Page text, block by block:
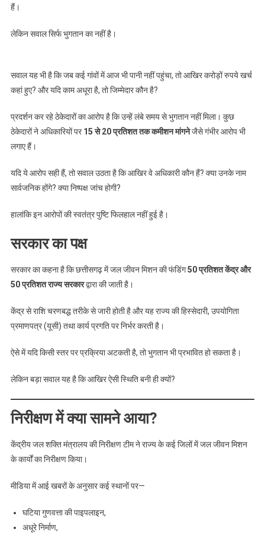
आ
जल
जीवन
सवाल
हैं।
लेकिन सवाल सिर्फ भुगतान का नहीं है।
सवाल यह भी है कि जब कई गांवों में आज भी पानी नहीं पहुंचा, तो आखिर करोड़ों रुपये खर्च
कहां हुए? और यदि काम अधूरा है, तो जिम्मेदार कौन है?
प्रदर्शन कर रहे ठेकेदारों का आरोप है कि उन्हें लंबे समय से भुगतान नहीं मिला। कुछ
ठेकेदारों ने अधिकारियों पर15 से 20 प्रतिशत तक कमीशन मांगनेजैसे गंभीर आरोप भी
लगाए हैं।
यदि ये आरोप सही हैं, तो सवाल उठता है कि आखिर वे अधिकारी कौन हैं? क्या उनके नाम
सार्वजनिक होंगे? क्या निष्पक्ष जांच होगी?
हालांकि इन आरोपों की स्वतंत्र पुष्टि फिलहाल नहीं हुई है।
सरकार का पक्ष
सरकार का कहना है कि छत्तीसगढ़ में जल जीवन मिशन की फंडिंग50 प्रतिशत केंद्र और
50 प्रतिशत राज्य सरकारद्वारा की जाती है।
केंद्र से राशि चरणबद्ध तरीके से जारी होती है और यह राज्य की हिस्सेदारी, उपयोगिता
प्रमाणपत्र (यूसी) तथा कार्य प्रगति पर निर्भर करती है।
ऐसे में यदि किसी स्तर पर प्रक्रिया अटकती है, तो भुगतान भी प्रभावित हो सकता है।
लेकिन बड़ा सवाल यह है कि आखिर ऐसी स्थिति बनी ही क्यों?
निरीक्षण में क्या सामने आया?
केंद्रीय जल शक्ति मंत्रालय की निरीक्षण टीम ने राज्य के कई जिलों में जल जीवन मिशन
के कार्यों का निरीक्षण किया।
मीडिया में आई खबरों के अनुसार कई स्थानों पर—
घटिया गुणवत्ता की पाइपलाइन,
अधूरे निर्माण,